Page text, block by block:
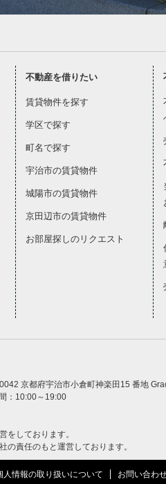
不動産を借りたい
賃貸物件を探す
学区で探す
町名で探す
宇治市の賃貸物件
城陽市の賃貸物件
京田辺市の賃貸物件
お部屋探しのリクエスト
京都府宇治市小倉町神楽田15 番地
：10:00～19:00
をしております。
責任のもと運営しております。
人情報の取り扱いについて お問い合わ